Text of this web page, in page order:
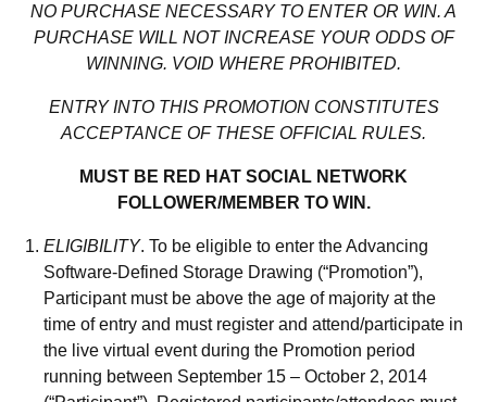
NO PURCHASE NECESSARY TO ENTER OR WIN. A
PURCHASE WILL NOT INCREASE YOUR ODDS OF
WINNING. VOID WHERE PROHIBITED.
ENTRY INTO THIS PROMOTION CONSTITUTES
ACCEPTANCE OF THESE OFFICIAL RULES.
MUST BE RED HAT SOCIAL NETWORK
FOLLOWER/MEMBER TO WIN.
ELIGIBILITY. To be eligible to enter the Advancing
Software-Defined Storage Drawing (“Promotion”),
Participant must be above the age of majority at the
time of entry and must register and attend/participate in
the live virtual event during the Promotion period
running between September 15 – October 2, 2014